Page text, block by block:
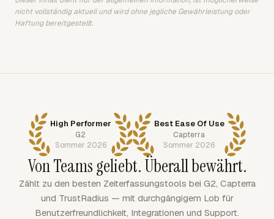
nicht vollständig aktuell und wird ohne jegliche Gewährleistung oder
Haftung bereitgestellt.
High Performer
G2
Sommer 2026
Best Ease Of Use
Capterra
Sommer 2026
Von Teams geliebt. Überall bewährt.
Zählt zu den besten Zeiterfassungstools bei G2, Capterra
und TrustRadius — mit durchgängigem Lob für
Benutzerfreundlichkeit, Integrationen und Support.